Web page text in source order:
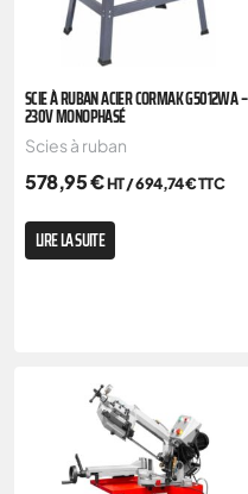
SCIE À RUBAN ACIER CORMAK G5012WA –
230V MONOPHASÉ
Scies à ruban
578,95€HT /694,74€TTC
LIRE LA SUITE